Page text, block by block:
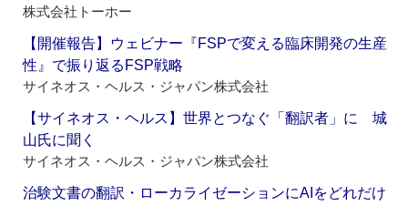
株式会社トーホー
【開催報告】ウェビナー『FSPで変える臨床開発の生産
性』で振り返るFSP戦略
サイネオス・ヘルス・ジャパン株式会社
【サイネオス・ヘルス】世界とつなぐ「翻訳者」に 城
山氏に聞く
サイネオス・ヘルス・ジャパン株式会社
治験文書の翻訳・ローカライゼーションにAIをどれだけ